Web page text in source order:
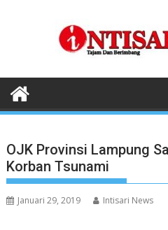
OJK Provinsi Lampung
Korban Tsunami
Januari 29, 2019 Intisari News